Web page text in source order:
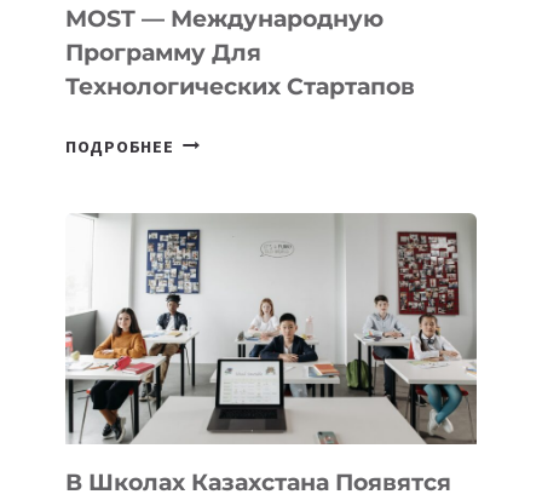
IT-
ПРЕДПРИНИМАТЕЛЬСТВО
MOST — Международную
Программу Для
Технологических Стартапов
ПОДРОБНЕЕ ОТКРЫТ
DEAL
VELOCITY
BY
MOST
—
МЕЖДУНАРОДНУЮ
ПРОГРАММУ
ДЛЯ
ТЕХНОЛОГИЧЕСКИХ
В Школах Казахстана Появятся